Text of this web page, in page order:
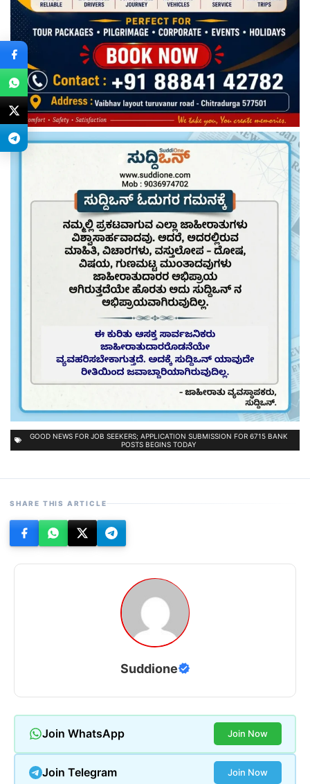
GOOD NEWS FOR JOB SEEKERS; APPLICATION SUBMISSION FOR 6715 BANK
POSTS BEGINS TODAY
SHARE THIS ARTICLE
Suddione
Join WhatsApp Join Now
Join Telegram Join Now